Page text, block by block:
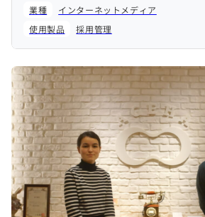
業種
インターネットメディア
使用製品
採用管理